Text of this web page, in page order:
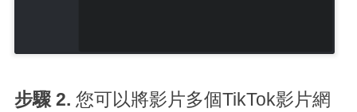
步驟 2. 您可以將影片多個TikTok影片網